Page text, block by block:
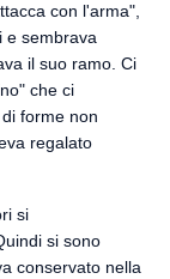
con l'arma",
e sembrava
il suo ramo. Ci
che ci
forme non
regalato
si
si sono
conservato nella